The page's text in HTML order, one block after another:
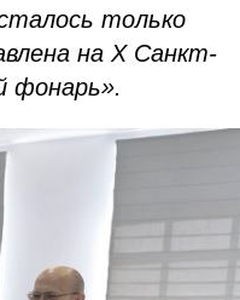
только
на X Санкт-
фонарь».